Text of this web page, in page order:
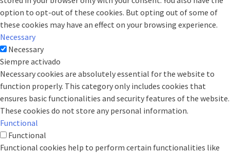
option to opt-out of these cookies. But opting out of some of
these cookies may have an effect on your browsing experience.
Necessary
Necessary
Siempre activado
Necessary cookies are absolutely essential for the website to
function properly. This category only includes cookies that
ensures basic functionalities and security features of the website.
These cookies do not store any personal information.
Functional
Functional
Functional cookies help to perform certain functionalities like